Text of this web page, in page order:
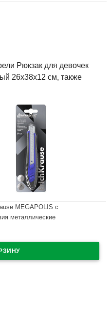
Рюкзак для девочек
26х38х12 см, также
MEGAPOLIS с
металлические